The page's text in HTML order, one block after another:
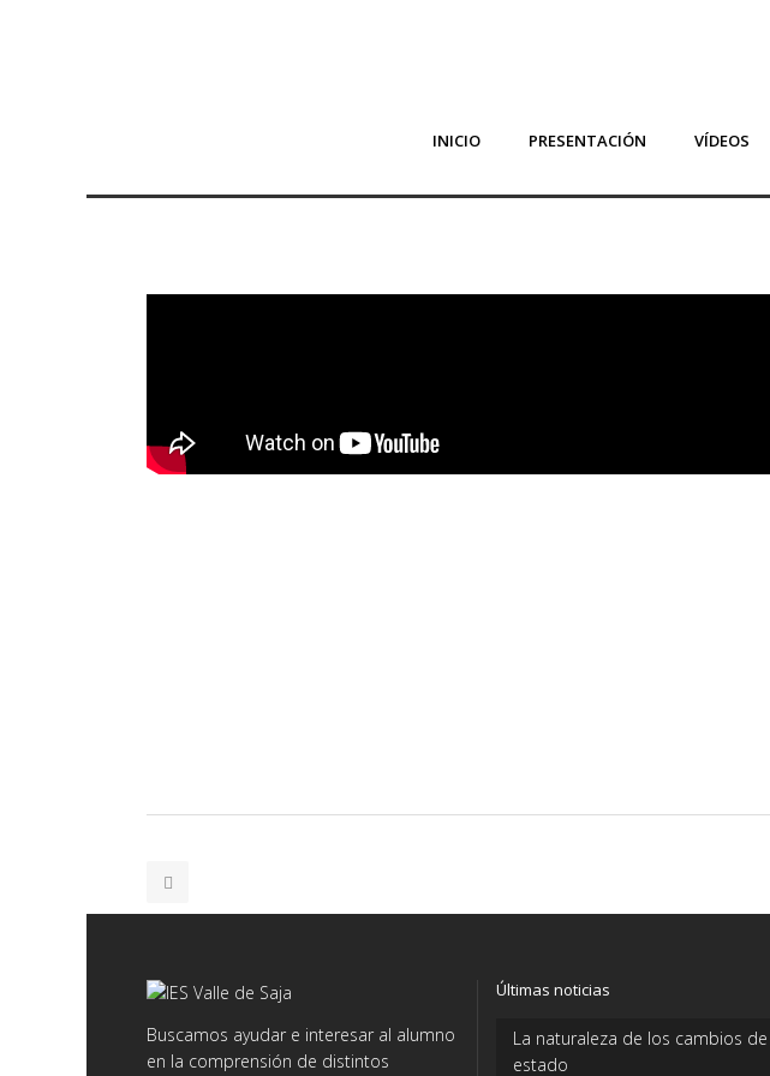
INICIO PRESENTACIÓN VÍDEOS
Buscamos ayudar e interesar al alumno
en la comprensión de distintos
Últimas noticias
La naturaleza de los cambios de
estado